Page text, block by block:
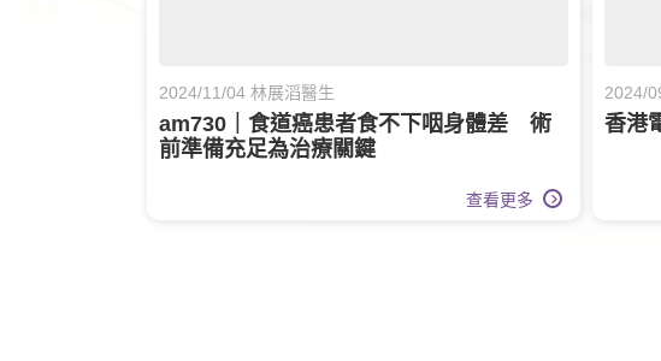
2024/11/04 林展滔醫生
am730｜食道癌患者食不下咽身體差 術
前準備充足為治療關鍵
查看更多
2024/
香港